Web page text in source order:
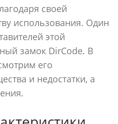
своей
использования. Один
этой
замок DirCode. В
его
и недостатки, а